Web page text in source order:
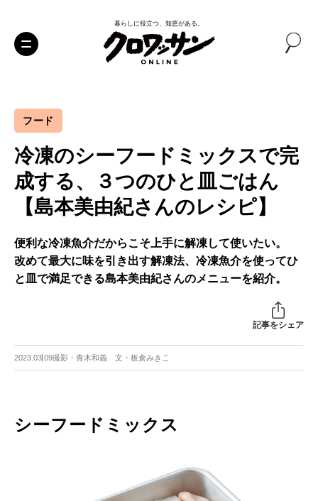
暮らしに役立つ、知恵がある。
フード
冷凍のシーフードミックスで完
成する、３つのひと皿ごはん
【島本美由紀さんのレシピ】
便利な冷凍魚介だからこそ上手に解凍して使いたい。
改めて最大に味を引き出す解凍法、冷凍魚介を使ってひ
と皿で満足できる島本美由紀さんのメニューを紹介。
記事をシェア
2023.03.09撮影・青木和義 文・板倉みきこ
シーフードミックス